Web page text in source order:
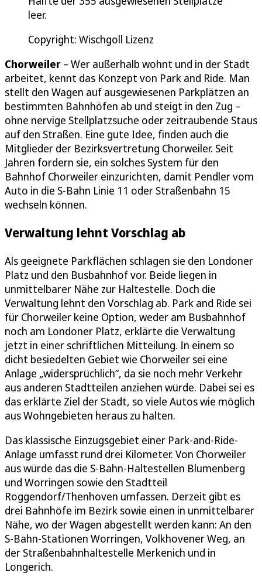
leer.
Copyright: Wischgoll Lizenz
Chorweiler – Wer außerhalb wohnt und in der Stadt
arbeitet, kennt das Konzept von Park and Ride. Man
stellt den Wagen auf ausgewiesenen Parkplätzen an
bestimmten Bahnhöfen ab und steigt in den Zug –
ohne nervige Stellplatzsuche oder zeitraubende Staus
auf den Straßen. Eine gute Idee, finden auch die
Mitglieder der Bezirksvertretung Chorweiler. Seit
Jahren fordern sie, ein solches System für den
Bahnhof Chorweiler einzurichten, damit Pendler vom
Auto in die S-Bahn Linie 11 oder Straßenbahn 15
wechseln können.
Verwaltung lehnt Vorschlag ab
Als geeignete Parkflächen schlagen sie den Londoner
Platz und den Busbahnhof vor. Beide liegen in
unmittelbarer Nähe zur Haltestelle. Doch die
Verwaltung lehnt den Vorschlag ab. Park and Ride sei
für Chorweiler keine Option, weder am Busbahnhof
noch am Londoner Platz, erklärte die Verwaltung
jetzt in einer schriftlichen Mitteilung. In einem so
dicht besiedelten Gebiet wie Chorweiler sei eine
Anlage „widersprüchlich“, da sie noch mehr Verkehr
aus anderen Stadtteilen anziehen würde. Dabei sei es
das erklärte Ziel der Stadt, so viele Autos wie möglich
aus Wohngebieten heraus zu halten.
Das klassische Einzugsgebiet einer Park-and-Ride-
Anlage umfasst rund drei Kilometer. Von Chorweiler
aus würde das die S-Bahn-Haltestellen Blumenberg
und Worringen sowie den Stadtteil
Roggendorf/Thenhoven umfassen. Derzeit gibt es
drei Bahnhöfe im Bezirk sowie einen in unmittelbarer
Nähe, wo der Wagen abgestellt werden kann: An den
S-Bahn-Stationen Worringen, Volkhovener Weg, an
der Straßenbahnhaltestelle Merkenich und in
Longerich.